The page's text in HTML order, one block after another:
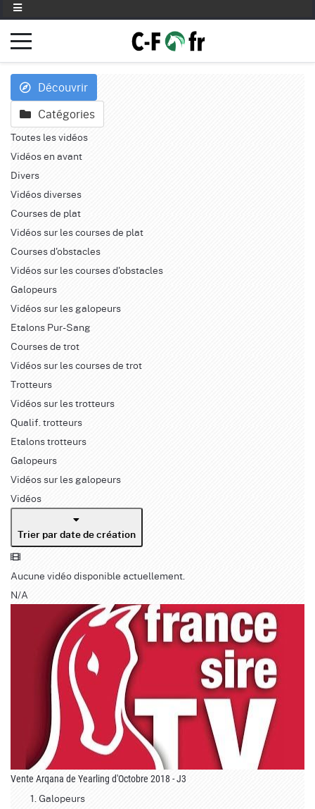
Découvrir
Catégories
Toutes les vidéos
Vidéos en avant
Divers
Vidéos diverses
Courses de plat
Vidéos sur les courses de plat
Courses d'obstacles
Vidéos sur les courses d'obstacles
Galopeurs
Vidéos sur les galopeurs
Etalons Pur-Sang
Courses de trot
Vidéos sur les courses de trot
Trotteurs
Vidéos sur les trotteurs
Qualif. trotteurs
Etalons trotteurs
Galopeurs
Vidéos sur les galopeurs
Vidéos
Trier par date de création
Aucune vidéo disponible actuellement.
N/A
Vente Arqana de Yearling d'Octobre 2018 - J3
Galopeurs